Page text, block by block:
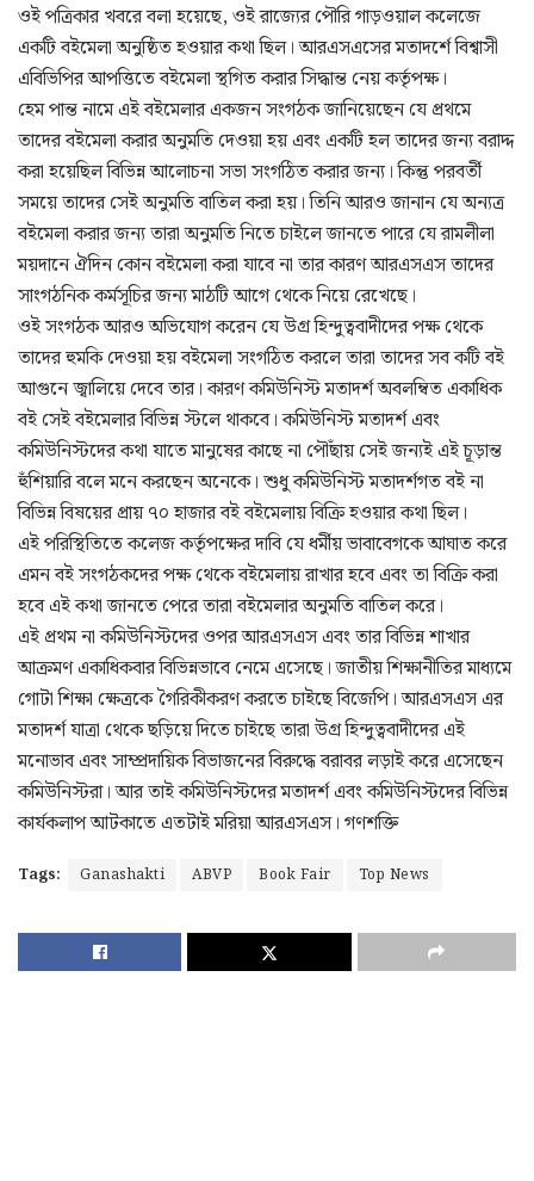
ওই পত্রিকার খবরে বলা হয়েছে, ওই রাজ্যের পৌরি গাড়ওয়াল কলেজে
একটি বইমেলা অনুষ্ঠিত হওয়ার কথা ছিল। আরএসএসের মতাদর্শে বিশ্বাসী
এবিভিপির আপত্তিতে বইমেলা স্থগিত করার সিদ্ধান্ত নেয় কর্তৃপক্ষ।
হেম পান্ত নামে এই বইমেলার একজন সংগঠক জানিয়েছেন যে প্রথমে
তাদের বইমেলা করার অনুমতি দেওয়া হয় এবং একটি হল তাদের জন্য বরাদ্দ
করা হয়েছিল বিভিন্ন আলোচনা সভা সংগঠিত করার জন্য। কিন্তু পরবর্তী
সময়ে তাদের সেই অনুমতি বাতিল করা হয়। তিনি আরও জানান যে অন্যত্র
বইমেলা করার জন্য তারা অনুমতি নিতে চাইলে জানতে পারে যে রামলীলা
ময়দানে ঐদিন কোন বইমেলা করা যাবে না তার কারণ আরএসএস তাদের
সাংগঠনিক কর্মসূচির জন্য মাঠটি আগে থেকে নিয়ে রেখেছে।
ওই সংগঠক আরও অভিযোগ করেন যে উগ্র হিন্দুত্ববাদীদের পক্ষ থেকে
তাদের হুমকি দেওয়া হয় বইমেলা সংগঠিত করলে তারা তাদের সব কটি বই
আগুনে জ্বালিয়ে দেবে তার। কারণ কমিউনিস্ট মতাদর্শ অবলম্বিত একাধিক
বই সেই বইমেলার বিভিন্ন স্টলে থাকবে। কমিউনিস্ট মতাদর্শ এবং
কমিউনিস্টদের কথা যাতে মানুষের কাছে না পৌঁছায় সেই জন্যই এই চূড়ান্ত
হুঁশিয়ারি বলে মনে করছেন অনেকে। শুধু কমিউনিস্ট মতাদর্শগত বই না
বিভিন্ন বিষয়ের প্রায় ৭০ হাজার বই বইমেলায় বিক্রি হওয়ার কথা ছিল।
এই পরিস্থিতিতে কলেজ কর্তৃপক্ষের দাবি যে ধর্মীয় ভাবাবেগকে আঘাত করে
এমন বই সংগঠকদের পক্ষ থেকে বইমেলায় রাখার হবে এবং তা বিক্রি করা
হবে এই কথা জানতে পেরে তারা বইমেলার অনুমতি বাতিল করে।
এই প্রথম না কমিউনিস্টদের ওপর আরএসএস এবং তার বিভিন্ন শাখার
আক্রমণ একাধিকবার বিভিন্নভাবে নেমে এসেছে। জাতীয় শিক্ষানীতির মাধ্যমে
গোটা শিক্ষা ক্ষেত্রকে গৈরিকীকরণ করতে চাইছে বিজেপি। আরএসএস এর
মতাদর্শ যাত্রা থেকে ছড়িয়ে দিতে চাইছে তারা উগ্র হিন্দুত্ববাদীদের এই
মনোভাব এবং সাম্প্রদায়িক বিভাজনের বিরুদ্ধে বরাবর লড়াই করে এসেছেন
কমিউনিস্টরা। আর তাই কমিউনিস্টদের মতাদর্শ এবং কমিউনিস্টদের বিভিন্ন
কার্যকলাপ আটকাতে এতটাই মরিয়া আরএসএস। গণশক্তি
Tags: Ganashakti ABVP Book Fair Top News